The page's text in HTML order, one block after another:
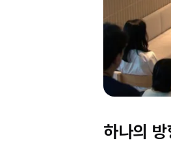
하나의